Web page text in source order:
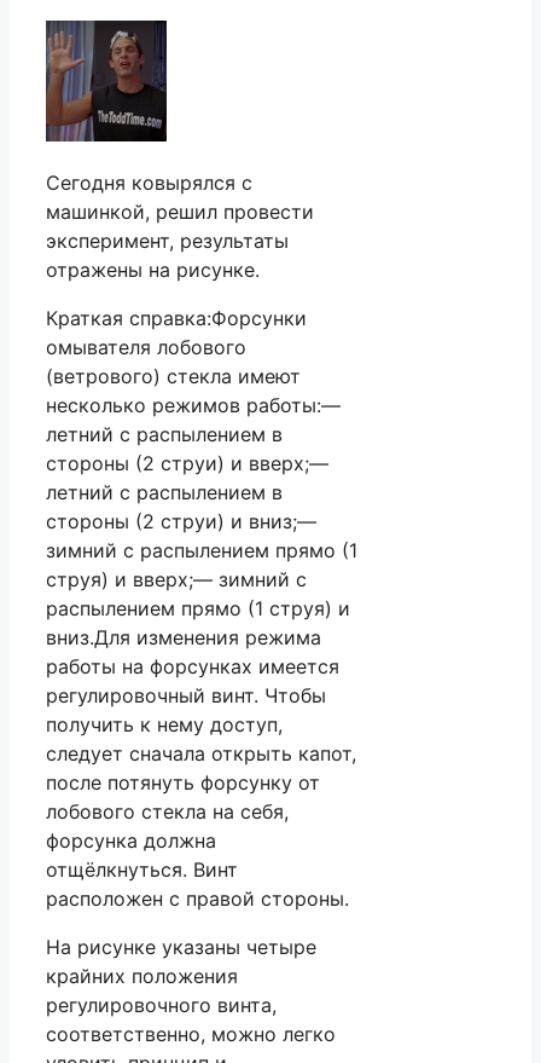
Сегодня ковырялся с
машинкой, решил провести
эксперимент, результаты
отражены на рисунке.
Краткая справка:Форсунки
омывателя лобового
(ветрового) стекла имеют
несколько режимов работы:—
летний с распылением в
стороны (2 струи) и вверх;—
летний с распылением в
стороны (2 струи) и вниз;—
зимний с распылением прямо (1
струя) и вверх;— зимний с
распылением прямо (1 струя) и
вниз.Для изменения режима
работы на форсунках имеется
регулировочный винт. Чтобы
получить к нему доступ,
следует сначала открыть капот,
после потянуть форсунку от
лобового стекла на себя,
форсунка должна
отщёлкнуться. Винт
расположен с правой стороны.
На рисунке указаны четыре
крайних положения
регулировочного винта,
соответственно, можно легко